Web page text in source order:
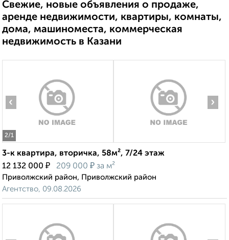
Свежие, новые объявления о продаже,
аренде недвижимости, квартиры, комнаты,
дома, машиноместа, коммерческая
недвижимость в Казани
2/1
‹ ›
3-к квартира, вторичка, 58м², 7/24 этаж
12 132 000 ₽ 209 000 ₽ за м²
Приволжский район, Приволжский район
Агентство, 09.08.2026